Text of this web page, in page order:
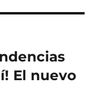
El nuevo